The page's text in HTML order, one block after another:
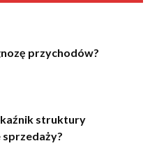
przychodów?
struktury